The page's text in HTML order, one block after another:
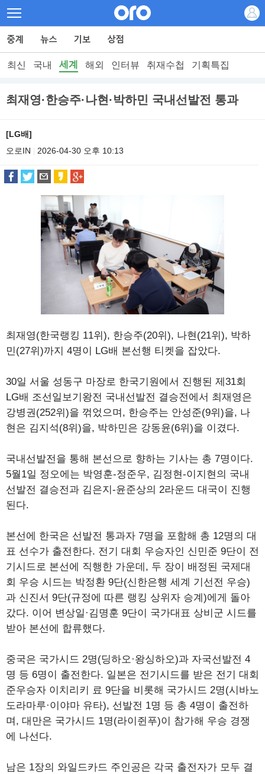
최신 국내 세계 해외 인터뷰 취재수첩 기획특집
최재영·한승주·나현·박하민 국내선발전 통과
[LG배]
오로IN
2026-04-30 오후 10:13
최재영(한국랭킹 11위), 한승주(20위), 나현(21위), 박하
민(27위)까지 4명이 LG배 본선행 티켓을 잡았다.
30일 서울 성동구 마장로 한국기원에서 진행된 제31회
LG배 조선일보기왕전 국내선발전 결승전에서 최재영은
강병권(252위)을 꺾었으며, 한승주는 안성준(9위)을, 나
현은 김지석(8위)을, 박하민은 강동윤(6위)을 이겼다.
국내선발전을 통해 본선으로 향하는 기사는 총 7명이다.
5월1일 정오에는 박영훈-정준우, 김정현-이지현의 국내
선발전 결승전과 김은지-윤준상의 2라운드 대국이 진행
된다.
본선에 한국은 선발전 통과자 7명을 포함해 총 12명의 대
표 선수가 출전한다. 전기 대회 우승자인 신민준 9단이 전
기시드로 본선에 직행한 가운데, 두 장이 배정된 국제대
회 우승 시드는 박정환 9단(신한은행 세계 기선전 우승)
과 신진서 9단(규정에 따른 랭킹 상위자 승계)에게 돌아
갔다. 이어 변상일·김명훈 9단이 국가대표 상비군 시드를
받아 본선에 합류했다.
중국은 국가시드 2명(딩하오·왕싱하오)과 자국선발전 4
명 등 6명이 출전한다. 일본은 전기시드를 받은 전기 대회
준우승자 이치리키 료 9단을 비롯해 국가시드 2명(시바노
도라마루·이야마 유타), 선발전 1명 등 총 4명이 출전하
며, 대만은 국가시드 1명(라이쥔푸)이 참가해 우승 경쟁
에 나선다.
남은 1장의 와일드카드 주인공은 각국 출전자가 모두 결